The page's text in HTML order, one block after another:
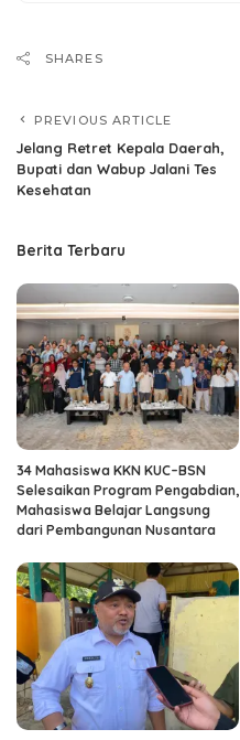
SHARES
PREVIOUS ARTICLE
Jelang Retret Kepala Daerah,
Bupati dan Wabup Jalani Tes
Kesehatan
Berita Terbaru
34 Mahasiswa KKN KUC–BSN
Selesaikan Program Pengabdian,
Mahasiswa Belajar Langsung
dari Pembangunan Nusantara